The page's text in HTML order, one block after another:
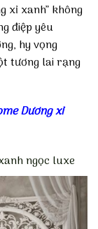
xỉ xanh” không
điệp yêu
hy vọng
tương lai rạng
Dương xỉ
ngọc luxe